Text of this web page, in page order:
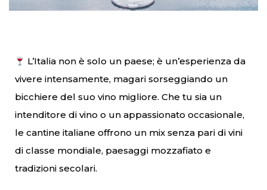
L’Italia non è solo un paese; è un’esperienza da
vivere intensamente, magari sorseggiando un
bicchiere del suo vino migliore. Che tu sia un
intenditore di vino o un appassionato occasionale,
le cantine italiane offrono un mix senza pari di vini
di classe mondiale, paesaggi mozzafiato e
tradizioni secolari.